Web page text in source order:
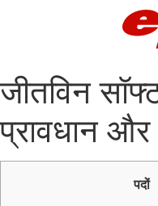
जीतविन
प्रावधान
पदों